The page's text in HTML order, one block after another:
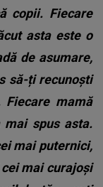
copii. Fiecare
asta este o
de asumare,
să-ți recunoști
mamă
mai spus asta.
mai puternici,
mai curajoși